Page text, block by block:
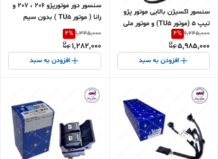
سنسور اکسیژن بالایی موتور پژو
تیپ 5 (موتور TU5) و موتور ملی
(EF7) با EMS:BOSCH ME17
شرکتی ایساکو اصل 0920909802
6,245,000
4%
5,985,000
افزودن به سبد
سنسور دور موتورپژو 206 ، 207 و
رانا ( موتور TU5 ) بدون سیم
شرکتی ایساکو اصل 0920601499
1,345,000
4%
1,282,000
افزودن به سبد